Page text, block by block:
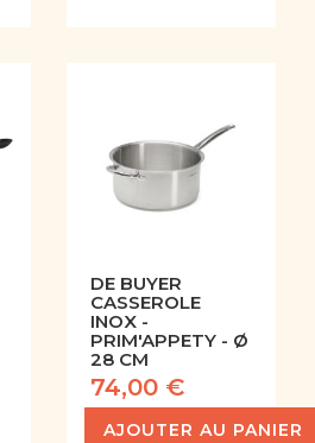
DE BUYER
CASSEROLE
INOX -
PRIM'APPETY - Ø
28 CM
74,00 €
AJOUTER AU PANIER